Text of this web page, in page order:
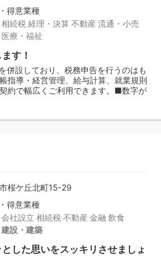
得意業種
相続税 経理・決算 不動産 流通・小売
医療・福祉
す！
併設しており、税務申告を行うのはも
指導・経営管理、給与計算、就業規則
約で幅広くご利用できます。■数字が
桜ケ丘北町15-29
得意業種
会社設立 相続税 不動産 金融 飲食
建設・建築
した思いをスッキリさせましょ